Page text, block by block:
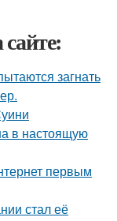
загнать
в настоящую
первым
стал её